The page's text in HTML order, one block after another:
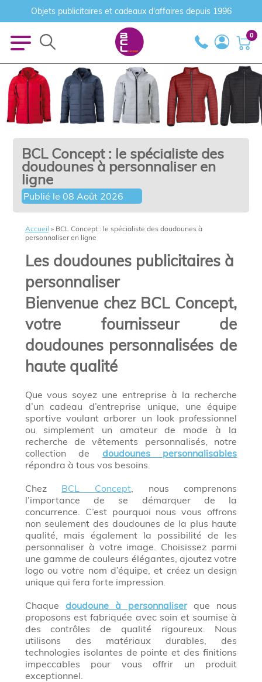
Objets publicitaires et cadeaux d'affaires depuis 1996
0
BCL Concept : le spécialiste des
doudounes à personnaliser en
ligne
Publié le08 Août 2026
Accueil » BCL Concept : le spécialiste des doudounes à
personnaliser en ligne
Les doudounes publicitaires à
personnaliser
Bienvenue chez BCL Concept,
votre fournisseur de
doudounes personnalisées de
haute qualité
Que vous soyez une entreprise à la recherche
d’un cadeau d’entreprise unique, une équipe
sportive voulant arborer un look professionnel
ou simplement un amateur de mode à la
recherche de vêtements personnalisés, notre
collection de doudounes personnalisables
répondra à tous vos besoins.
Chez BCL Concept, nous comprenons
l’importance de se démarquer de la
concurrence. C’est pourquoi nous vous offrons
non seulement des doudounes de la plus haute
qualité, mais également la possibilité de les
personnaliser à votre image. Choisissez parmi
une gamme de couleurs élégantes, ajoutez votre
logo ou votre nom d’équipe, et créez un design
unique qui fera forte impression.
Chaque doudoune à personnaliserque nous
proposons est fabriquée avec soin et soumise à
des contrôles de qualité rigoureux. Nous
utilisons des matériaux durables, des
technologies isolantes de pointe et des finitions
impeccables pour vous offrir un produit
exceptionnel.